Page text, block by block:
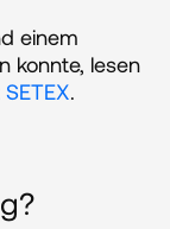
einem
konnte, lesen
.